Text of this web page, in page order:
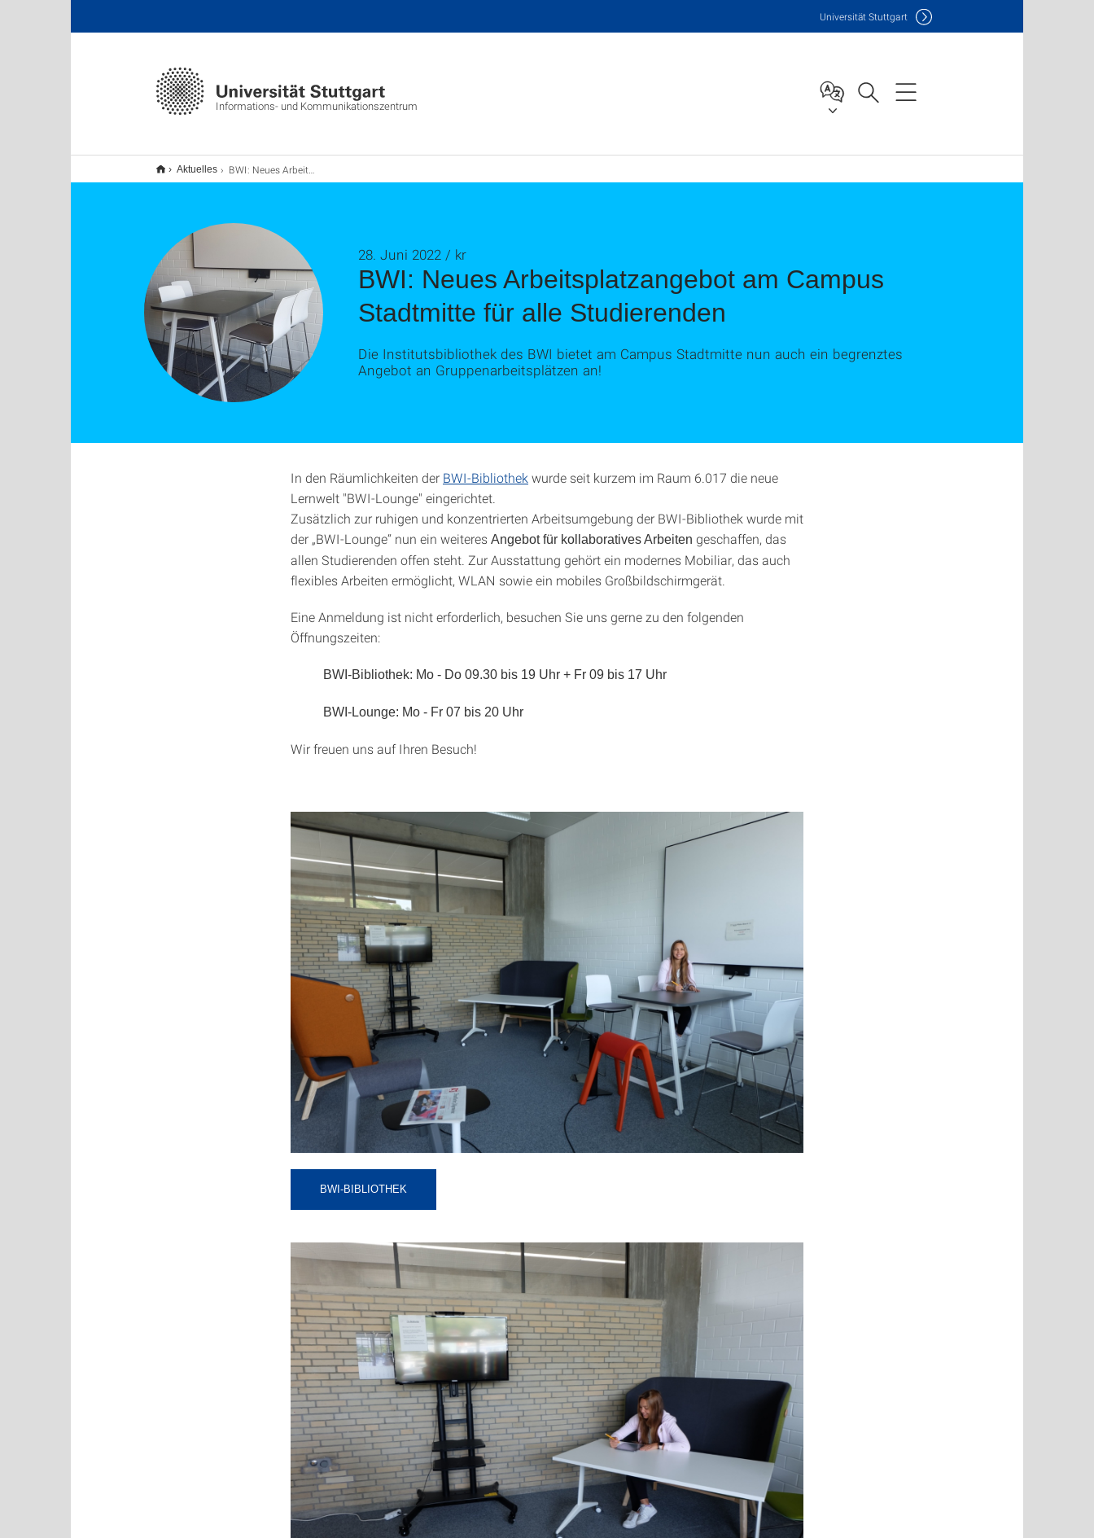
Informations- und Kommunikationszentrum
Universität Stuttgart
Aktuelles BWI: Neues Arbeitsplatzangebot am Campus Stadtmitte für alle Studierenden
BWI: Neues Arbeitsplatzangebot am Campus
Stadtmitte für alle Studierenden
28. Juni 2022 / kr
Die Institutsbibliothek des BWI bietet am Campus Stadtmitte nun auch ein begrenztes
Angebot an Gruppenarbeitsplätzen an!
In den Räumlichkeiten der BWI-Bibliothekwurde seit kurzem im Raum 6.017 die neue
Lernwelt "BWI-Lounge" eingerichtet.
Zusätzlich zur ruhigen und konzentrierten Arbeitsumgebung der BWI-Bibliothek wurde mit
der „BWI-Lounge“ nun ein weiteres Angebot für kollaboratives Arbeiten geschaffen, das
allen Studierenden offen steht. Zur Ausstattung gehört ein modernes Mobiliar, das auch
flexibles Arbeiten ermöglicht, WLAN sowie ein mobiles Großbildschirmgerät.
Eine Anmeldung ist nicht erforderlich, besuchen Sie uns gerne zu den folgenden
Öffnungszeiten:
BWI-Bibliothek: Mo - Do 09.30 bis 19 Uhr + Fr 09 bis 17 Uhr
BWI-Lounge: Mo - Fr 07 bis 20 Uhr
Wir freuen uns auf Ihren Besuch!
BWI-BIBLIOTHEK